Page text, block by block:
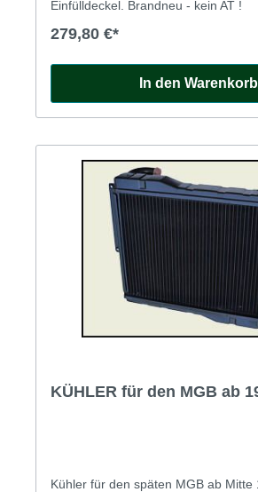
Einfülldeckel. Brandneu - kein AT !
279,80 €*
In den Warenkorb
KÜHLER für den MGB ab
Kühler für den späten MGB ab Mitte